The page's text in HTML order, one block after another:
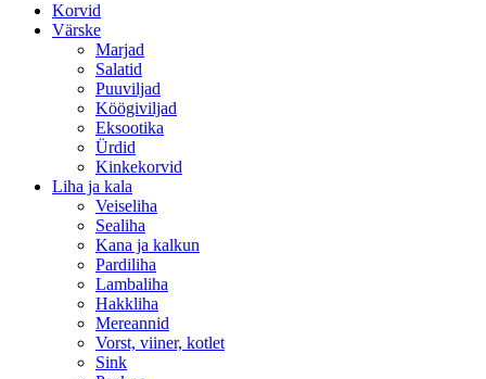
Korvid
Värske
Marjad
Salatid
Puuviljad
Köögiviljad
Eksootika
Ürdid
Kinkekorvid
Liha ja kala
Veiseliha
Sealiha
Kana ja kalkun
Pardiliha
Lambaliha
Hakkliha
Mereannid
Vorst, viiner, kotlet
Sink